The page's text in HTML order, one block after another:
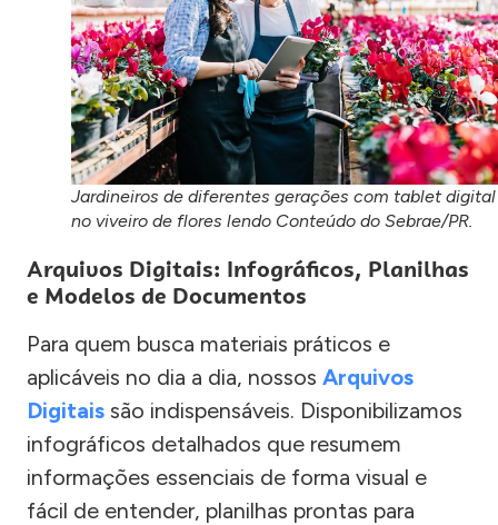
Jardineiros de diferentes gerações com tablet digital
no viveiro de flores lendo Conteúdo do Sebrae/PR.
Arquivos Digitais: Infográficos, Planilhas
e Modelos de Documentos
Para quem busca materiais práticos e
aplicáveis no dia a dia, nossos Arquivos
Digitais são indispensáveis. Disponibilizamos
infográficos detalhados que resumem
informações essenciais de forma visual e
fácil de entender, planilhas prontas para